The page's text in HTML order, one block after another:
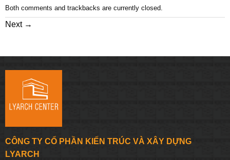
Both comments and trackbacks are currently closed.
Next →
CÔNG TY CỔ PHẦN KIẾN TRÚC VÀ XÂY DỰNG
LYARCH